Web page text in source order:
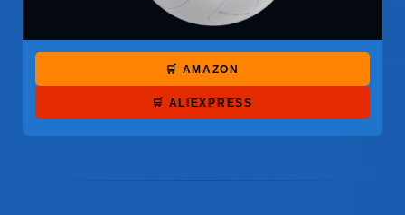
🛒 AMAZON
🛒 ALIEXPRESS